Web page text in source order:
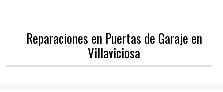
Reparaciones en Puertas de Garaje en
Villaviciosa